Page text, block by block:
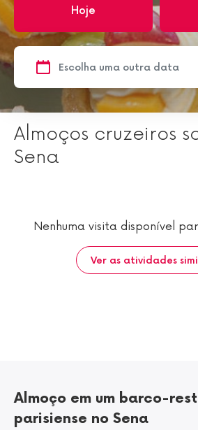
Hoje
Almoços cruzeiros
Sena
Nenhuma visita disponível
Ver as atividades
Almoço em um barco-
parisiense no Sena